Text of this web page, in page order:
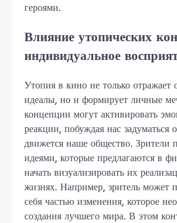
героями.
Влияние утопических
индивидуальное
Утопия в кино не только отражает
идеалы, но и формирует личные
концепции могут активировать
реакции, побуждая нас задуматься
движется наше общество. Зрители
идеями, которые предлагаются в
начать визуализировать их
жизнях. Например, зритель может
себя частью изменения, которое
создания лучшего мира. В этом